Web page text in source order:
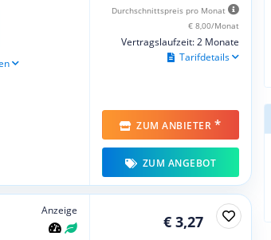
Durchschnittspreis pro Monat
€ 8,00/Monat
Vertragslaufzeit: 2 Monate
Tarifdetails
ZUM ANBIETER *
ZUM ANGEBOT
Anzeige
€ 3,27